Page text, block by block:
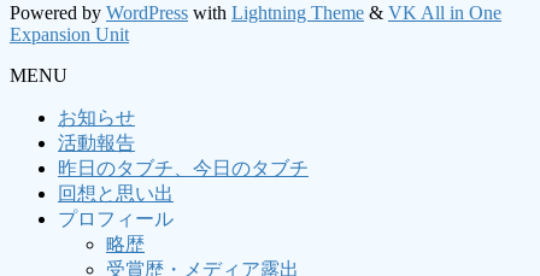
Powered by WordPress with Lightning Theme & VK All in One
Expansion Unit
MENU
お知らせ
活動報告
昨日のタブチ、今日のタブチ
回想と思い出
プロフィール
略歴
受賞歴・メディア露出